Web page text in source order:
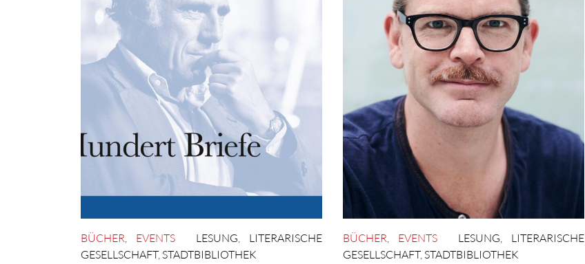
BÜCHER EVENTS LESUNG
LITERARISCHE
GESELLSCHAFT, STADTBIBLIOTHEK
BÜCHER EVENTS LESUNG
LITERARISCHE
GESELLSCHAFT, STADTBIBLIOTHEK